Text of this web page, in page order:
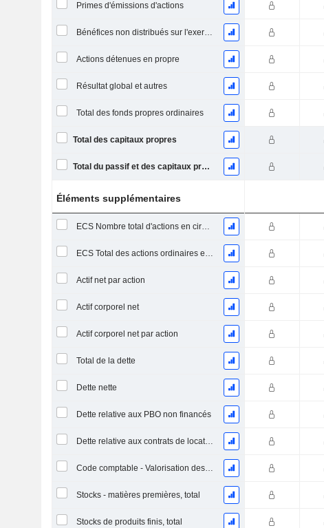
Primes d'émissions d'actions
Bénéfices non distribués sur l'exercice
Actions détenues en propre
Résultat global et autres
Total des fonds propres ordinaires
Total des capitaux propres
Total du passif et des capitaux propres
Éléments supplémentaires
ECS Nombre total d'actions en circulation à la date de dépôt
ECS Total des actions ordinaires en circulation
Actif net par action
Actif corporel net
Actif corporel net par action
Total de la dette
Dette nette
Dette relative aux PBO non financés
Dette relative aux contrats de location
Code comptable - Valorisation des stocks
Stocks - matières premières, total
Stocks de produits finis, total